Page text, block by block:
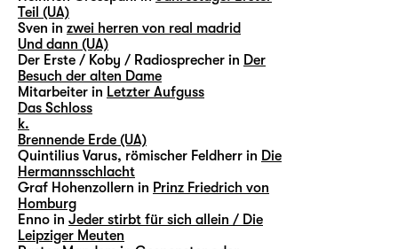
Teil (UA)
Sven in zwei herren von real madrid
Und dann (UA)
Der Erste / Koby / Radiosprecher in Der
Besuch der alten Dame
Mitarbeiter in Letzter Aufguss
Das Schloss
k.
Brennende Erde (UA)
Quintilius Varus, römischer Feldherr in Die
Hermannsschlacht
Graf Hohenzollern in Prinz Friedrich von
Homburg
Enno in Jeder stirbt für sich allein / Die
Leipziger Meuten